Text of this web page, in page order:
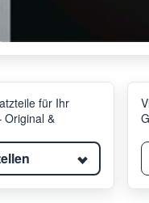
für Ihr
Original &